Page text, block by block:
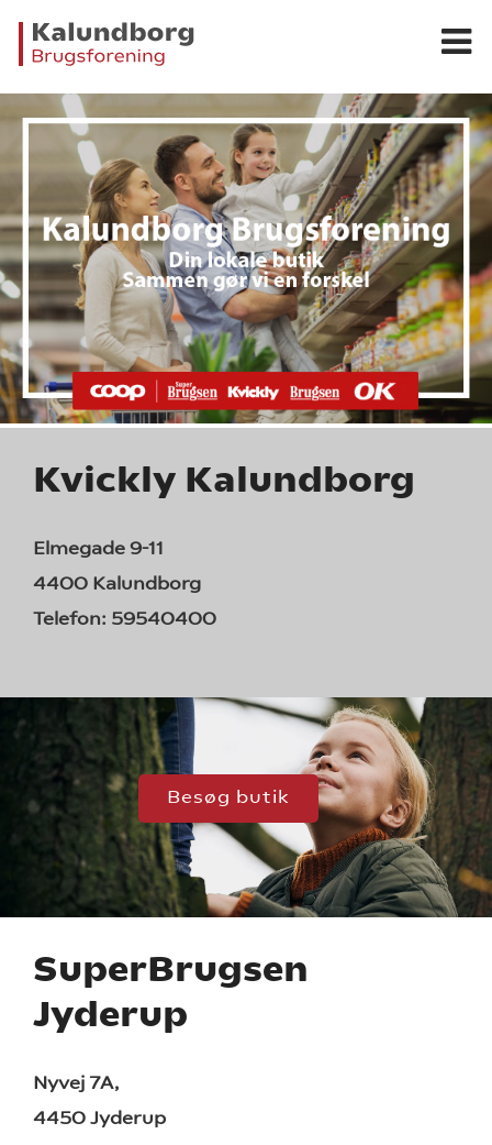
Kvickly Kalundborg
Elmegade 9-11
4400 Kalundborg
Telefon: 59540400
Besøg butik
SuperBrugsen
Jyderup
Nyvej 7A,
4450 Jyderup